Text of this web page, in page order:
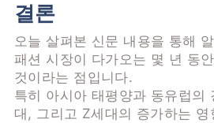
결론
오늘 살펴본 신문 내용을 통해
패션 시장이 다가오는 몇 년 동
것이라는 점입니다.
특히 아시아 태평양과 동유럽의
대, 그리고 Z세대의 증가하는